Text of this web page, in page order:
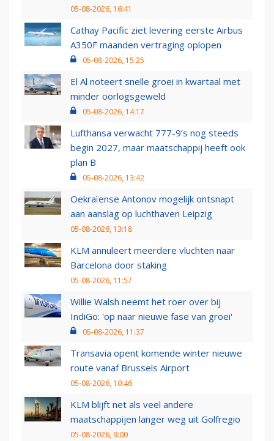
05-08-2026, 16:41
Cathay Pacific ziet levering eerste Airbus
A350F maanden vertraging oplopen
05-08-2026, 15:25
El Al noteert snelle groei in kwartaal met
minder oorlogsgeweld
05-08-2026, 14:17
Lufthansa verwacht 777-9’s nog steeds
begin 2027, maar maatschappij heeft ook
plan B
05-08-2026, 13:42
Oekraïense Antonov mogelijk ontsnapt
aan aanslag op luchthaven Leipzig
05-08-2026, 13:18
KLM annuleert meerdere vluchten naar
Barcelona door staking
05-08-2026, 11:57
Willie Walsh neemt het roer over bij
IndiGo: 'op naar nieuwe fase van groei'
05-08-2026, 11:37
Transavia opent komende winter nieuwe
route vanaf Brussels Airport
05-08-2026, 10:46
KLM blijft net als veel andere
maatschappijen langer weg uit Golfregio
05-08-2026, 9:00